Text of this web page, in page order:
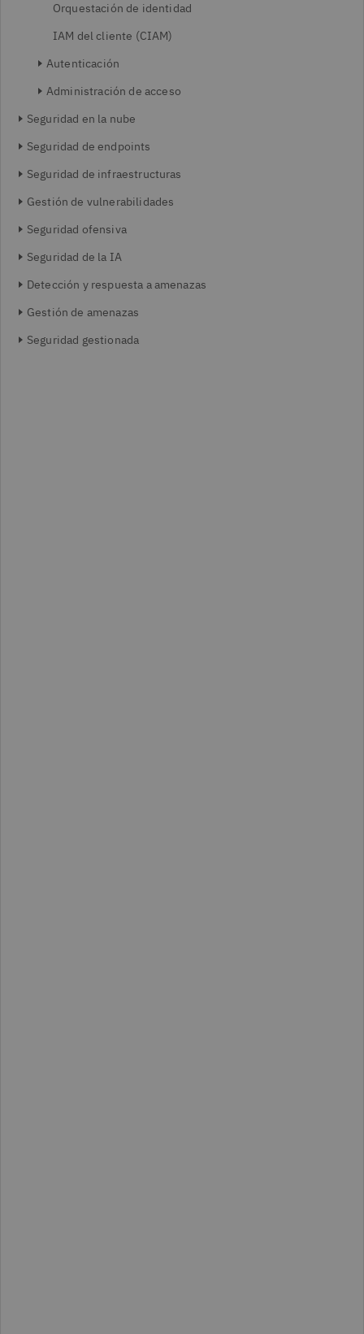
Orquestación de identidad
IAM del cliente (CIAM)
Autenticación
Administración de acceso
Seguridad en la nube
Seguridad de endpoints
Seguridad de infraestructuras
Gestión de vulnerabilidades
Seguridad ofensiva
Seguridad de la IA
Detección y respuesta a amenazas
Gestión de amenazas
Seguridad gestionada